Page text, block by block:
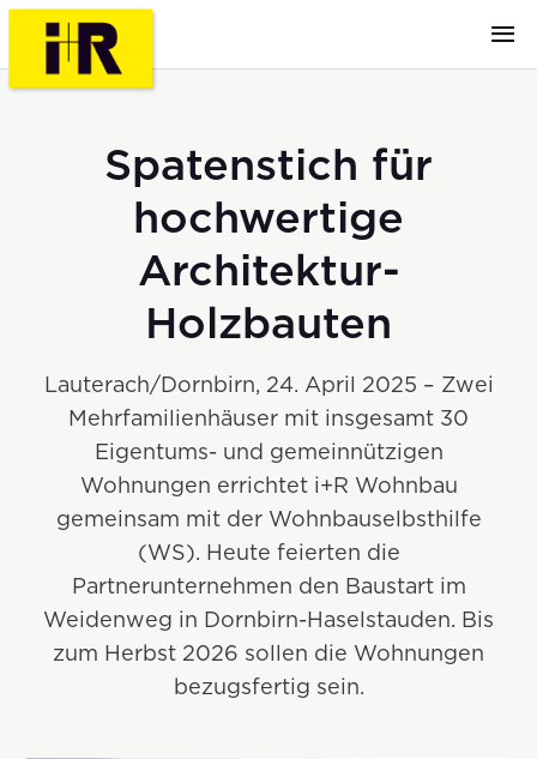
Spatenstich für
hochwertige
Architektur-
Holzbauten
Lauterach/Dornbirn, 24. April 2025 – Zwei
Mehrfamilienhäuser mit insgesamt 30
Eigentums- und gemeinnützigen
Wohnungen errichtet i+R Wohnbau
gemeinsam mit der Wohnbauselbsthilfe
(WS). Heute feierten die
Partnerunternehmen den Baustart im
Weidenweg in Dornbirn-Haselstauden. Bis
zum Herbst 2026 sollen die Wohnungen
bezugsfertig sein.